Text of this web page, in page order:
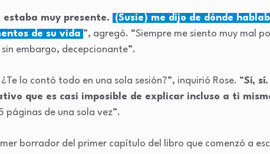
estaba muy presente.
(Susie) me dijo de dónde
de su vida ”, agregó. “Siempre me siento muy mal
embargo, decepcionante”.
lo contó todo en una sola sesión?”, inquirió Rose. “Sí,
que es casi imposible de explicar incluso a ti
páginas de una sola vez”.
borrador del primer capítulo del libro que comenzó a